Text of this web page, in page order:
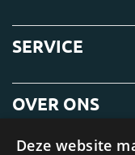
SERVICE
OVER ONS
Deze website